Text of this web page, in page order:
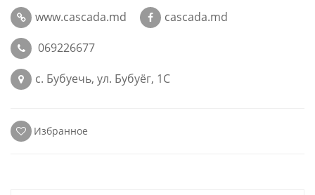
www.cascada.md
cascada.md
069226677
с. Бубуечь, ул. Бубуёг, 1C
Избранное